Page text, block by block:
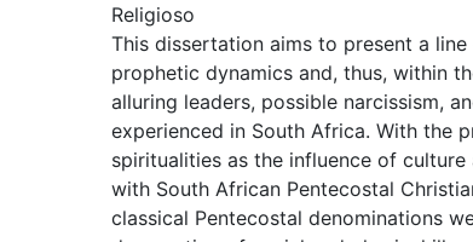
Religioso
This dissertation aims to present a
prophetic dynamics and, thus, within
alluring leaders, possible narcissism,
experienced in South Africa. With the
spiritualities as the influence of
with South African Pentecostal
classical Pentecostal denominations